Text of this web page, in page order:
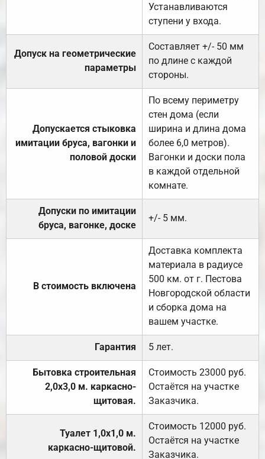
Устанавливаются
ступени у входа.
Допуск на геометрические
параметры
Составляет +/- 50 мм
по длине с каждой
стороны.
Допускается стыковка
имитации бруса, вагонки и
половой доски
По всему периметру
стен дома (если
ширина и длина дома
более 6,0 метров).
Вагонки и доски пола
в каждой отдельной
комнате.
Допуски по имитации
бруса, вагонке, доске
+/- 5 мм.
В стоимость включена
Доставка комплекта
материала в радиусе
500 км. от г. Пестова
Новгородской области
и сборка дома на
вашем участке.
Гарантия 5 лет.
Бытовка строительная
2,0х3,0 м. каркасно-
щитовая.
Стоимость 23000 руб.
Остаётся на участке
Заказчика.
Туалет 1,0х1,0 м.
каркасно-щитовой.
Стоимость 12000 руб.
Остаётся на участке
Заказчика.